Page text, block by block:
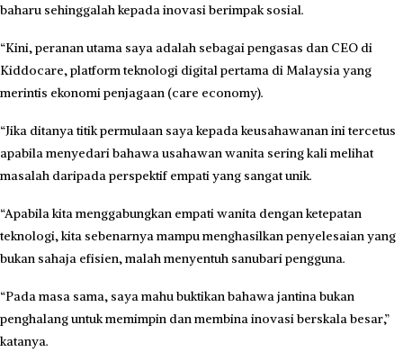
baharu sehinggalah kepada inovasi berimpak sosial.
“Kini, peranan utama saya adalah sebagai pengasas dan CEO di
Kiddocare, platform teknologi digital pertama di Malaysia yang
merintis ekonomi penjagaan (care economy).
“Jika ditanya titik permulaan saya kepada keusahawanan ini tercetus
apabila menyedari bahawa usahawan wanita sering kali melihat
masalah daripada perspektif empati yang sangat unik.
“Apabila kita menggabungkan empati wanita dengan ketepatan
teknologi, kita sebenarnya mampu menghasilkan penyelesaian yang
bukan sahaja efisien, malah menyentuh sanubari pengguna.
“Pada masa sama, saya mahu buktikan bahawa jantina bukan
penghalang untuk memimpin dan membina inovasi berskala besar,”
katanya.